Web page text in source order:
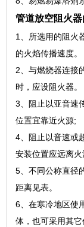
管道放空阻火
1、所选用的阻火
的火焰传播速度。
2、与燃烧器连接
时，应设阻火器。
3、阻止以亚音速
位置宜靠近火源;
4、阻止以音速或
安装位置应远离火
5、不同公称直径
距离见表。
6、在寒冷地区使
体，也可采用其它